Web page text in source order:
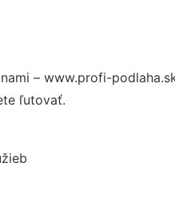
– www.profi-
ľutovať.